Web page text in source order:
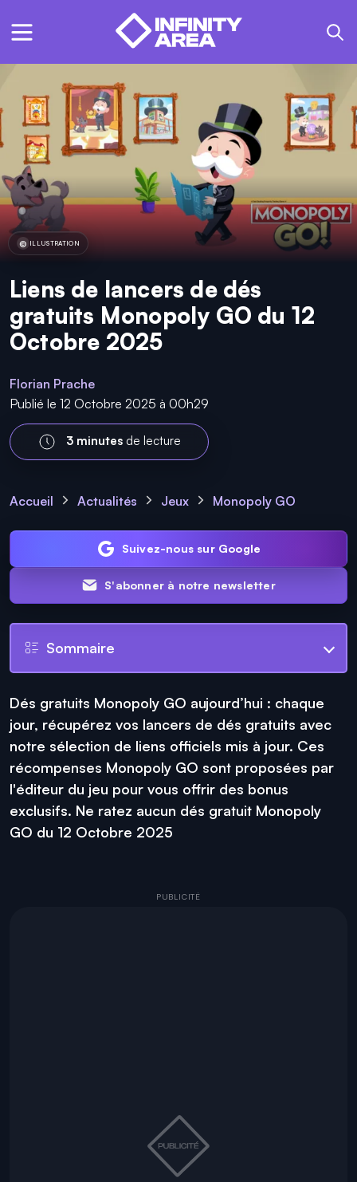
ILLUSTRATION
Liens de lancers de dés
gratuits Monopoly GO du 12
Octobre 2025
Florian Prache
Publié le 12 Octobre 2025 à 00h29
3 minutes de lecture
Accueil Actualités Jeux Monopoly GO
Suivez-nous sur Google
S'abonner à notre newsletter
Sommaire
Dés gratuits Monopoly GO aujourd’hui : chaque
jour, récupérez vos lancers de dés gratuits avec
notre sélection de liens officiels mis à jour. Ces
récompenses Monopoly GO sont proposées par
l'éditeur du jeu pour vous offrir des bonus
exclusifs. Ne ratez aucun dés gratuit Monopoly
GO du 12 Octobre 2025